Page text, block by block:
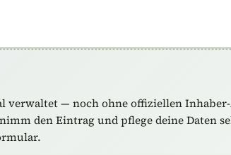
verwaltet — noch ohne offiziellen
den Eintrag und pflege deine Daten